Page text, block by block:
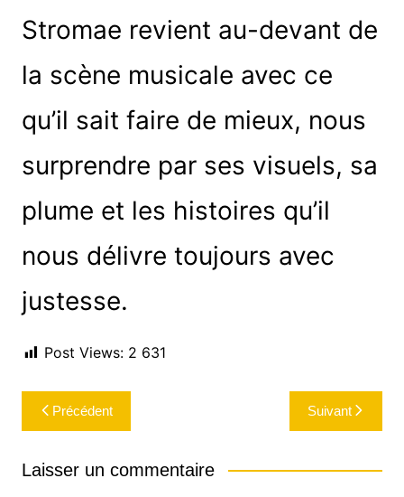
Stromae revient au-devant de
la scène musicale avec ce
qu’il sait faire de mieux, nous
surprendre par ses visuels, sa
plume et les histoires qu’il
nous délivre toujours avec
justesse.
Post Views: 2 631
Navigation
de
l’article
Précédent Suivant
Laisser un commentaire